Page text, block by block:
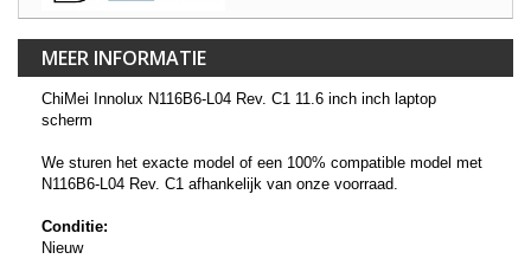
MEER INFORMATIE
ChiMei Innolux N116B6-L04 Rev. C1 11.6 inch inch laptop
scherm
We sturen het exacte model of een 100% compatible model met
N116B6-L04 Rev. C1 afhankelijk van onze voorraad.
Conditie:
Nieuw